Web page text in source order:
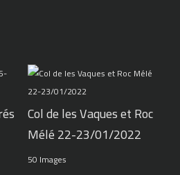
Col de les Vaques et Roc
Mélé 22-23/01/2022
50 Images